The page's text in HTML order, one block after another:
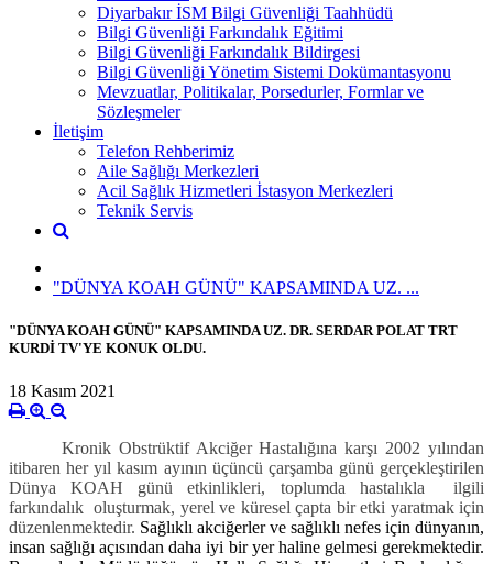
Diyarbakır İSM Bilgi Güvenliği Taahhüdü
Bilgi Güvenliği Farkındalık Eğitimi
Bilgi Güvenliği Farkındalık Bildirgesi
Bilgi Güvenliği Yönetim Sistemi Dokümantasyonu
Mevzuatlar, Politikalar, Porsedurler, Formlar ve
Sözleşmeler
İletişim
Telefon Rehberimiz
Aile Sağlığı Merkezleri
Acil Sağlık Hizmetleri İstasyon Merkezleri
Teknik Servis
"DÜNYA KOAH GÜNÜ" KAPSAMINDA UZ. ...
"DÜNYA KOAH GÜNÜ" KAPSAMINDA UZ. DR. SERDAR POLAT TRT
KURDİ TV'YE KONUK OLDU.
18 Kasım 2021
Kronik Obstrüktif Akciğer Hastalığına karşı 2002 yılından
itibaren her yıl kasım ayının üçüncü çarşamba günü gerçekleştirilen
Dünya KOAH günü etkinlikleri, toplumda hastalıkla ilgili
farkındalık oluşturmak, yerel ve küresel çapta bir etki yaratmak için
düzenlenmektedir. Sağlıklı akciğerler ve sağlıklı nefes için dünyanın,
insan sağlığı açısından daha iyi bir yer haline gelmesi gerekmektedir.